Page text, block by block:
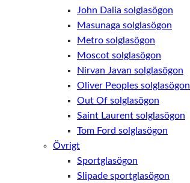
John Dalia solglasögon
Masunaga solglasögon
Metro solglasögon
Moscot solglasögon
Nirvan Javan solglasögon
Oliver Peoples solglasögon
Out Of solglasögon
Saint Laurent solglasögon
Tom Ford solglasögon
Övrigt
Sportglasögon
Slipade sportglasögon